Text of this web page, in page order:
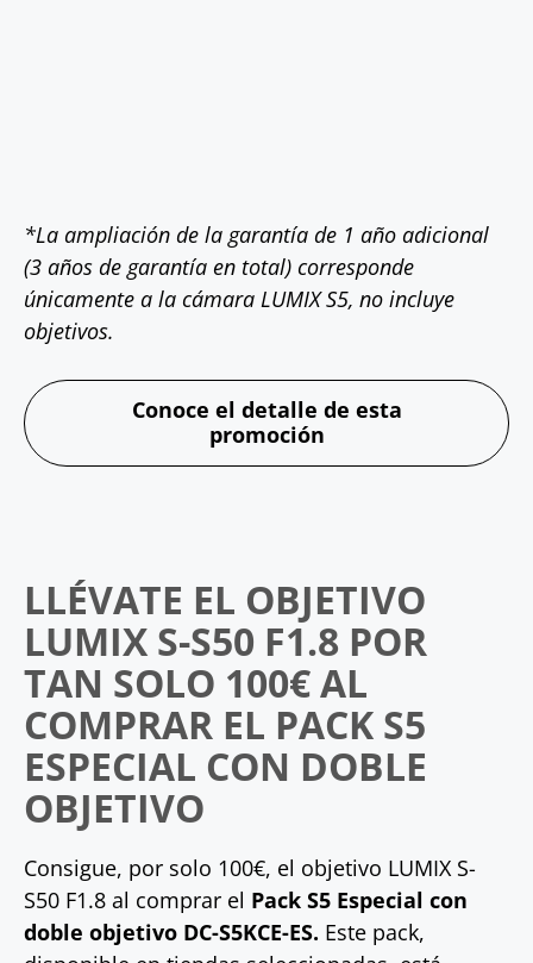
*La ampliación de la garantía de 1 año adicional
(3 años de garantía en total) corresponde
únicamente a la cámara LUMIX S5, no incluye
objetivos.
Conoce el detalle de esta
promoción
LLÉVATE EL OBJETIVO
LUMIX S-S50 F1.8 POR
TAN SOLO 100€ AL
COMPRAR EL PACK S5
ESPECIAL CON DOBLE
OBJETIVO
Consigue, por solo 100€, el objetivo LUMIX S-
S50 F1.8 al comprar el Pack S5 Especial con
doble objetivo DC-S5KCE-ES. Este pack,